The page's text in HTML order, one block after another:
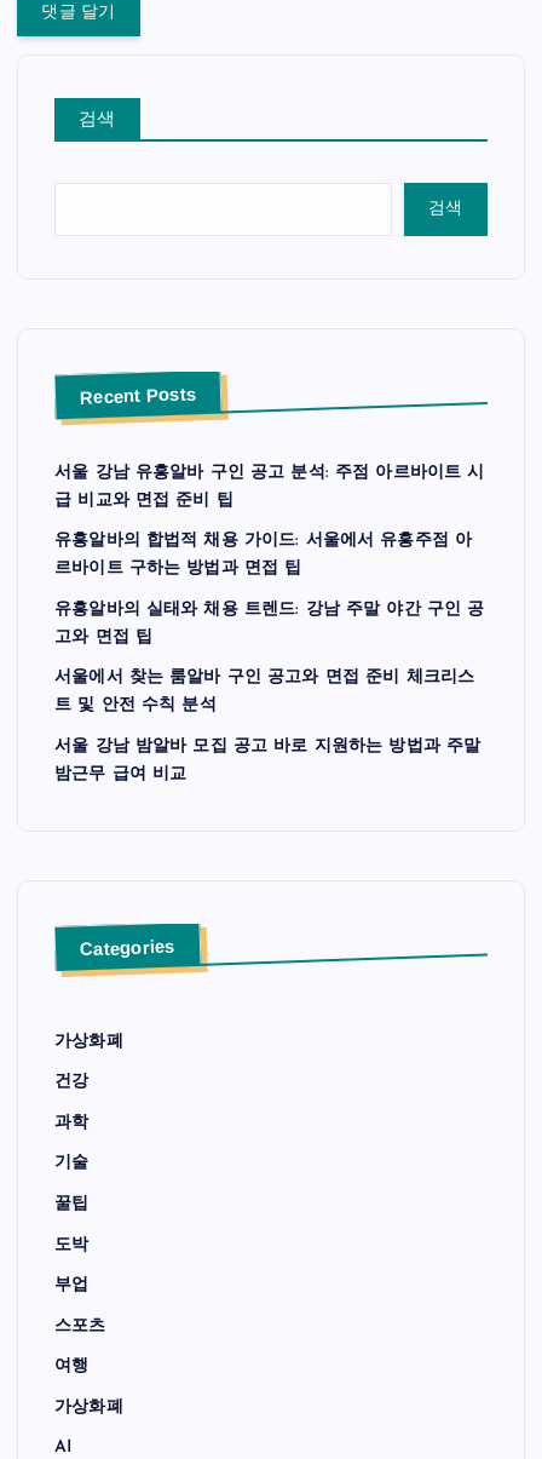
검색
검색
Recent Posts
서울 강남 유흥알바 구인 공고 분석: 주점 아르바이트 시
급 비교와 면접 준비 팁
유흥알바의 합법적 채용 가이드: 서울에서 유흥주점 아
르바이트 구하는 방법과 면접 팁
유흥알바의 실태와 채용 트렌드: 강남 주말 야간 구인 공
고와 면접 팁
서울에서 찾는 룸알바 구인 공고와 면접 준비 체크리스
트 및 안전 수칙 분석
서울 강남 밤알바 모집 공고 바로 지원하는 방법과 주말
밤근무 급여 비교
Categories
가상화폐
건강
과학
기술
꿀팁
도박
부업
스포츠
여행
가상화폐
AI